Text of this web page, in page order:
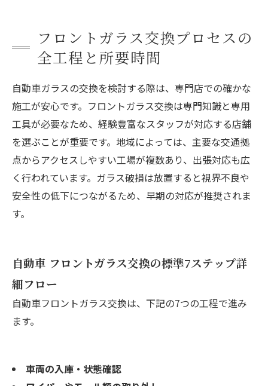
フロントガラス交換プロセスの
全工程と所要時間
自動車ガラスの交換を検討する際は、専門店での確かな
施工が安心です。フロントガラス交換は専門知識と専用
工具が必要なため、経験豊富なスタッフが対応する店舗
を選ぶことが重要です。地域によっては、主要な交通拠
点からアクセスしやすい工場が複数あり、出張対応も広
く行われています。ガラス破損は放置すると視界不良や
安全性の低下につながるため、早期の対応が推奨されま
す。
自動車 フロントガラス交換の標準7ステップ詳
細フロー
自動車フロントガラス交換は、下記の7つの工程で進み
ます。
車両の入庫・状態確認